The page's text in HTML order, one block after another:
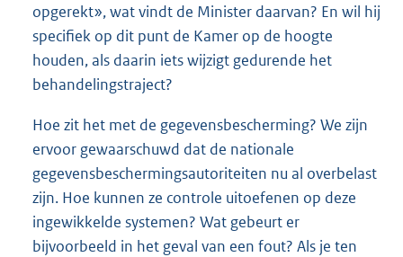
opgerekt», wat vindt de Minister daarvan? En wil hij
specifiek op dit punt de Kamer op de hoogte
houden, als daarin iets wijzigt gedurende het
behandelingstraject?
Hoe zit het met de gegevensbescherming? We zijn
ervoor gewaarschuwd dat de nationale
gegevensbeschermingsautoriteiten nu al overbelast
zijn. Hoe kunnen ze controle uitoefenen op deze
ingewikkelde systemen? Wat gebeurt er
bijvoorbeeld in het geval van een fout? Als je ten